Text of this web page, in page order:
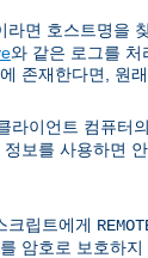
라면 호스트명을
와 같은 로그를 처
존재한다면, 원
라이언트 컴퓨터의
보를 사용하면 안
크립트에게
암호로 보호하